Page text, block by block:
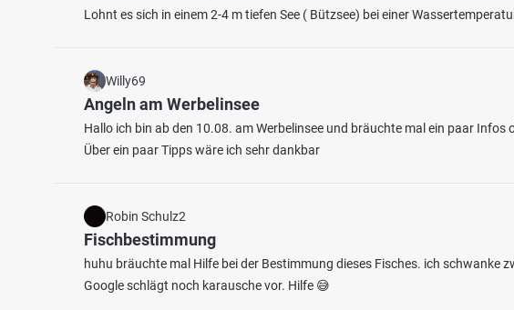
Rauchhorstsee (Witzeeze)
Fischarten: Hecht, Flussbarsch, Karpfen, Rotfeder,
Schleie
See bei 21514 Bröthen
Fischarten: Hecht,
Lohnt es sich in einem 2-4 m tiefen See ( Bützsee) bei einer
Willy69
Angeln am Werbelinsee
Hallo ich bin ab den 10.08. am Werbelinsee und bräuchte mal ein paar Infos
Über ein paar Tipps wäre ich sehr dankbar
Robin Schulz2
Fischbestimmung
huhu bräuchte mal Hilfe bei der Bestimmung dieses Fisches. ich
Google schlägt noch karausche vor. Hilfe 😅